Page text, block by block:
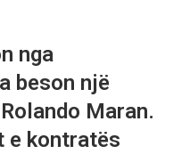
nga
beson një
Maran.
e kontratës